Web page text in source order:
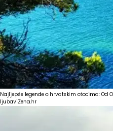
Najljepše legende o hrvatskim otocima: Od
ljubaviZena.hr